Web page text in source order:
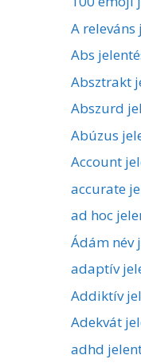
A releváns
Abs
Absztrakt
Abszurd
Abúzus
Account
accurate
ad hoc
Ádám név
adaptív
Addiktív
Adekvát
adhd